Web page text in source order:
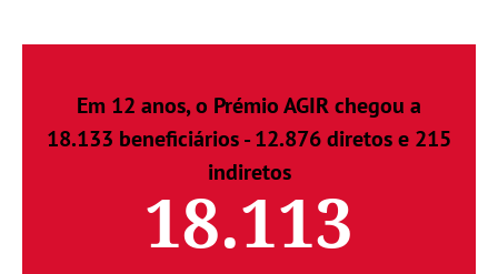
Em 12 anos, o Prémio AGIR chegou a
18.133 beneficiários - 12.876 diretos e 215
indiretos
18.113